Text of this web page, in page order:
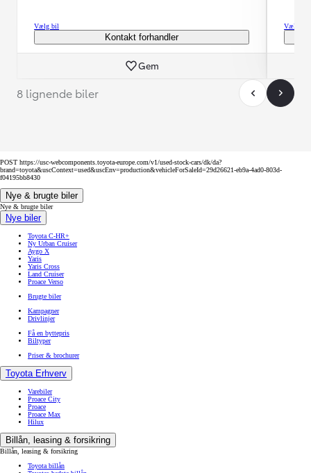
Vælg bil
Kontakt forhandler
Gem
Vælg bil
8 lignende biler
POST https://usc-webcomponents.toyota-europe.com/v1/used-stock-cars/dk/da?
brand=toyota&uscContext=used&uscEnv=production&vehicleForSaleId=29d26621-eb9a-4ad0-803d-
f04195bb8430
Nye & brugte biler
Nye & brugte biler
Nye biler
Toyota C-HR+
Ny Urban Cruiser
Aygo X
Yaris
Yaris Cross
Land Cruiser
Proace Verso
Brugte biler
Kampagner
Drivlinjer
Få en byttepris
Biltyper
Priser & brochurer
Toyota Erhverv
Varebiler
Proace City
Proace
Proace Max
Hilux
Billån, leasing & forsikring
Billån, leasing & forsikring
Toyota billån